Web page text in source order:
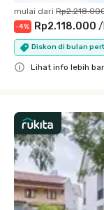
mulai dari
-4% Rp2.118.000 /
Diskon di bulan
Lihat info lebih